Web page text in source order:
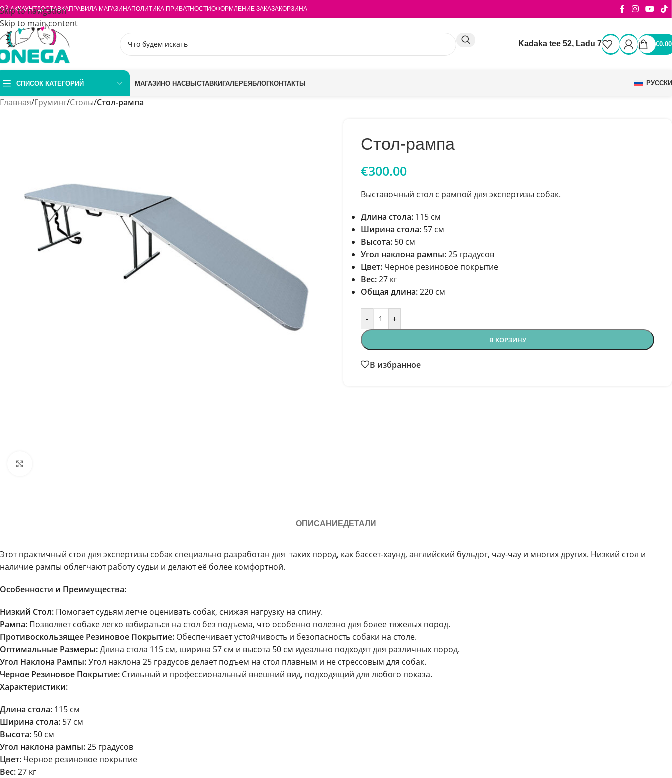
Skip to navigation
Skip to main content
АККАУНТДОСТАВКАПРАВИЛА МАГАЗИНАПОЛИТИКА ПРИВАТНОСТИОФОРМЛЕНИЕ ЗАКАЗАКОРЗИНА
Kadaka tee 52, Ladu 7 €0.00
СПИСОК КАТЕГОРИЙ МАГАЗИНО НАСВЫСТАВКИГАЛЕРЕЯБЛОГКОНТАКТЫ
Главная/Груминг/Столы/Стол-рампа
Стол-рампа
€300.00
Выставочный стол с рампой для экспертизы собак.
Длина стола: 115 см
Ширина стола: 57 см
Высота: 50 см
Угол наклона рампы:25 градусов
Цвет: Черное резиновое покрытие
Вес:27 кг
Общая длина:220 см
- +
В КОРЗИНУ
В избранное
ОПИСАНИЕДЕТАЛИ
Этот практичный стол для экспертизы собак специально разработан для таких пород, как бассет-хаунд, английский бульдог, чау-чау и многих других. Низкий стол и
наличие рампы облегчают работу судьи и делают её более комфортной.
Особенности и Преимущества:
Низкий Стол: Помогает судьям легче оценивать собак, снижая нагрузку на спину.
Рампа: Позволяет собаке легко взбираться на стол без подъема, что особенно полезно для более тяжелых пород.
Противоскользящее Резиновое Покрытие: Обеспечивает устойчивость и безопасность собаки на столе.
Оптимальные Размеры:Длина стола 115 см, ширина 57 см и высота 50 см идеально подходят для различных пород.
Угол Наклона Рампы:Угол наклона 25 градусов делает подъем на стол плавным и не стрессовым для собак.
Черное Резиновое Покрытие: Стильный и профессиональный внешний вид, подходящий для любого показа.
Характеристики:
Длина стола: 115 см
Ширина стола: 57 см
Высота: 50 см
Угол наклона рампы:25 градусов
Цвет: Черное резиновое покрытие
Вес:27 кг